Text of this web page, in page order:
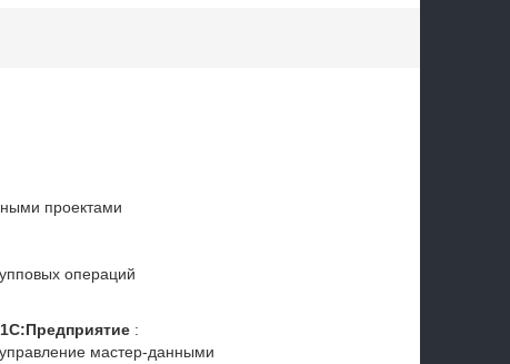
проектами
операций
:
мастер-данными